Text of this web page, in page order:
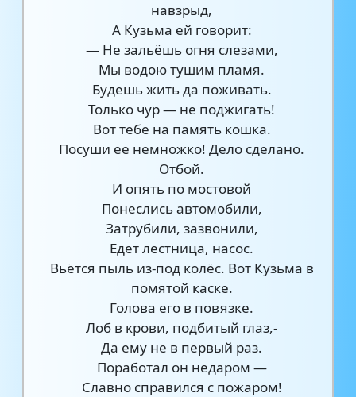
навзрыд,
А Кузьма ей говорит:
— Не зальёшь огня слезами,
Мы водою тушим пламя.
Будешь жить да поживать.
Только чур — не поджигать!
Вот тебе на память кошка.
Посуши ее немножко! Дело сделано.
Отбой.
И опять по мостовой
Понеслись автомобили,
Затрубили, зазвонили,
Едет лестница, насос.
Вьётся пыль из-под колёс. Вот Кузьма в
помятой каске.
Голова его в повязке.
Лоб в крови, подбитый глаз,-
Да ему не в первый раз.
Поработал он недаром —
Славно справился с пожаром!